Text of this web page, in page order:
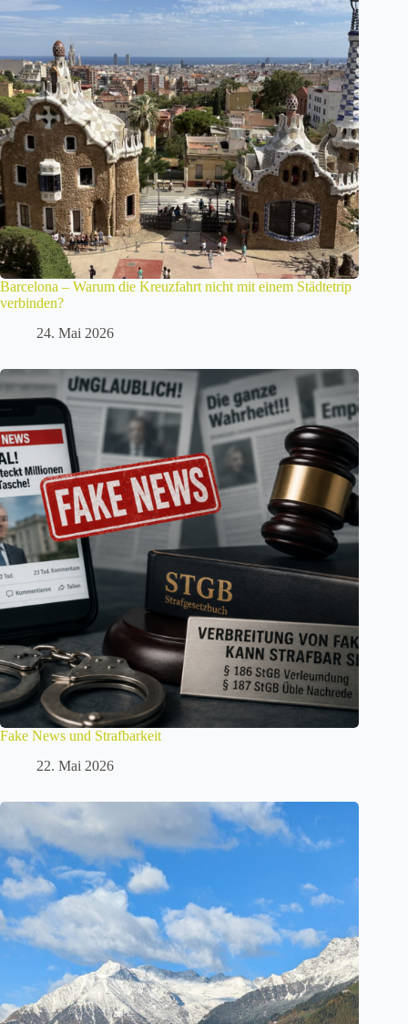
Barcelona – Warum die Kreuzfahrt nicht mit einem Städtetrip
verbinden?
24. Mai 2026
Fake News und Strafbarkeit
22. Mai 2026